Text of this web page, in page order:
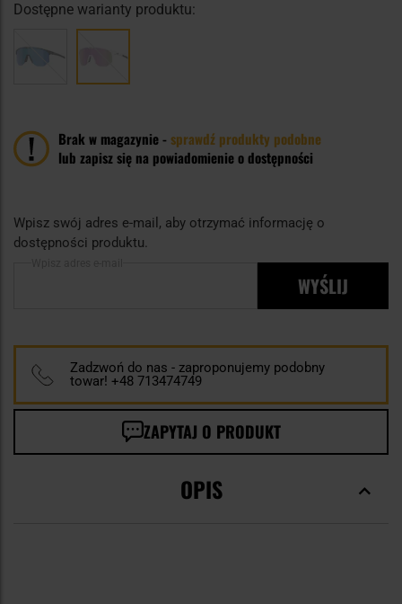
Dostępne warianty produktu:
Brak w magazynie -sprawdź produkty podobne
lub zapisz się na powiadomienie o dostępności
Wpisz swój adres e-mail, aby otrzymać informację o
dostępności produktu.
WYŚLIJ
Zadzwoń do nas - zaproponujemy podobny
towar! +48 713474749
ZAPYTAJ O PRODUKT
OPIS